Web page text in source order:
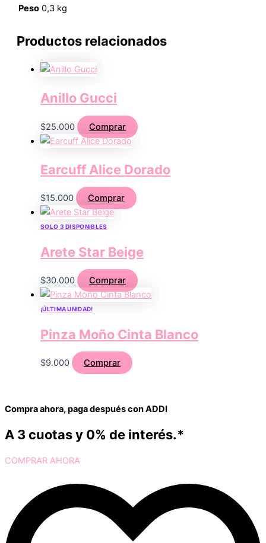
Peso 0,3 kg
Productos relacionados
Anillo Gucci
$25.000 Comprar
Earcuff Alice Dorado
$15.000 Comprar
SOLO 3 DISPONIBLES
Arete Star Beige
$30.000 Comprar
¡ÚLTIMA UNIDAD!
Pinza Moño Cinta Blanco
$9.000 Comprar
Compra ahora, paga después con ADDI
A 3 cuotas y 0% de interés.*
COMPRAR AHORA